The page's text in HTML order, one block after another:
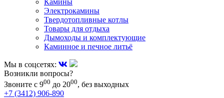
Электрокамины
Твердотопливные котлы
Товары для отдыха
Дымоходы и комплектующие
Каминное и печное литьё
Мы в соцсетях:
Возникли вопросы?
Звоните с 900 до 2000, без выходных
+7 (3412) 906-890